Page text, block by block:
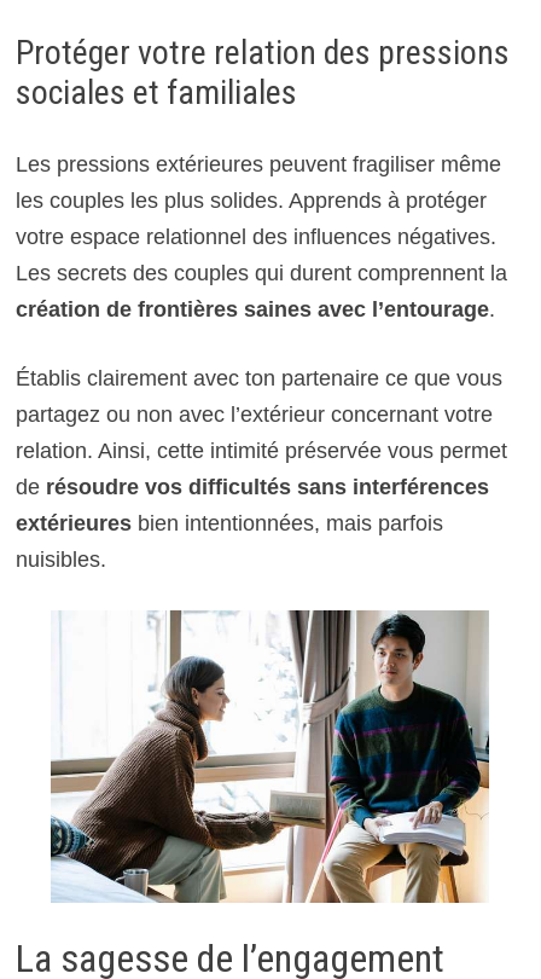
Protéger votre relation des pressions
sociales et familiales
Les pressions extérieures peuvent fragiliser même
les couples les plus solides. Apprends à protéger
votre espace relationnel des influences négatives.
Les secrets des couples qui durent comprennent la
création de frontières saines avec l’entourage.
Établis clairement avec ton partenaire ce que vous
partagez ou non avec l’extérieur concernant votre
relation. Ainsi, cette intimité préservée vous permet
de résoudre vos difficultés sans interférences
extérieuresbien intentionnées, mais parfois
nuisibles.
La sagesse de l’engagement